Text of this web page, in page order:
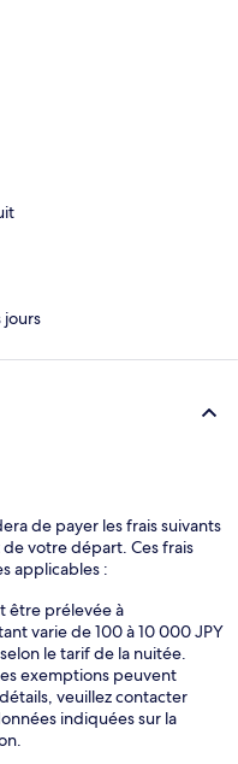
jours
de payer les frais suivants
votre départ. Ces frais
applicables :
être prélevée à
varie de 100 à 10 000 JPY
le tarif de la nuitée.
exemptions peuvent
veuillez contacter
indiquées sur la